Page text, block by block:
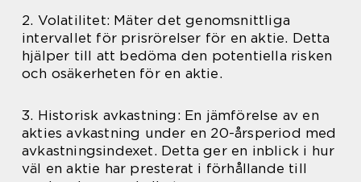
2. Volatilitet: Mäter det genomsnittliga
intervallet för prisrörelser för en aktie. Detta
hjälper till att bedöma den potentiella risken
och osäkerheten för en aktie.
3. Historisk avkastning: En jämförelse av en
akties avkastning under en 20-årsperiod med
avkastningsindexet. Detta ger en inblick i hur
väl en aktie har presterat i förhållande till